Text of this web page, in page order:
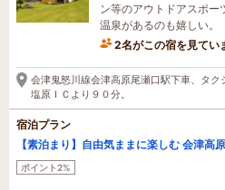
ン等のアウトドアスポー
温泉があるのも嬉しい。
2名がこの宿を見てい
会津鬼怒川線会津高原尾瀬口駅下車、タ
塩原ＩＣより９０分。
宿泊プラン
【素泊まり】自由気ままに楽しむ 会津高
ポイント2%